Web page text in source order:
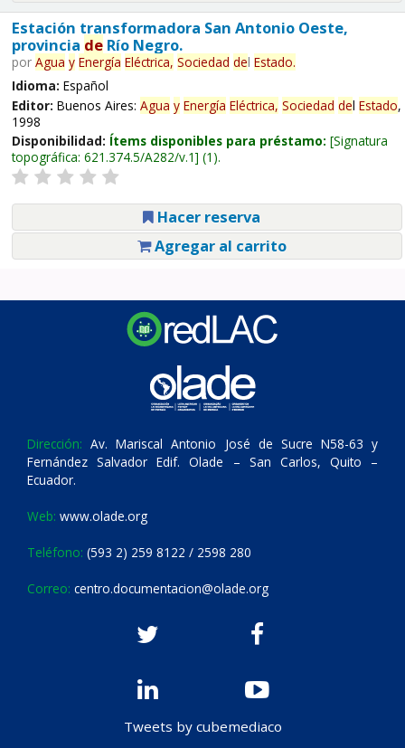
Estación transformadora San Antonio Oeste,
provincia deRío Negro.
por Agua y Energía Eléctrica, Sociedad del Estado.
Idioma: Español
Editor: Buenos Aires: Agua y Energía Eléctrica, Sociedad del Estado,
1998
Disponibilidad: Ítems disponibles para préstamo: Signatura
topográfica: 621.374.5/A282/v.1 (1).
Hacer reserva
Agregar al carrito
Dirección: Av. Mariscal Antonio José de Sucre N58-63 y
Fernández Salvador Edif. Olade – San Carlos, Quito –
Ecuador.
Web: www.olade.org
Teléfono: (593 2) 259 8122 / 2598 280
Correo: centro.documentacion@olade.org
Tweets by cubemediaco